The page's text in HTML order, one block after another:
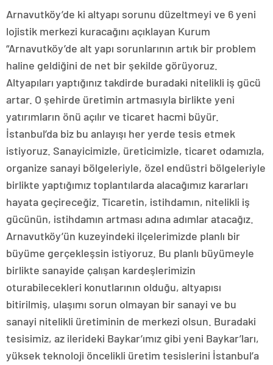
Arnavutköy’de ki altyapı sorunu düzeltmeyi ve 6 yeni
lojistik merkezi kuracağını açıklayan Kurum
“Arnavutköy’de alt yapı sorunlarının artık bir problem
haline geldiğini de net bir şekilde görüyoruz.
Altyapıları yaptığınız takdirde buradaki nitelikli iş gücü
artar. O şehirde üretimin artmasıyla birlikte yeni
yatırımların önü açılır ve ticaret hacmi büyür.
İstanbul’da biz bu anlayışı her yerde tesis etmek
istiyoruz. Sanayicimizle, üreticimizle, ticaret odamızla,
organize sanayi bölgeleriyle, özel endüstri bölgeleriyle
birlikte yaptığımız toplantılarda alacağımız kararları
hayata geçireceğiz. Ticaretin, istihdamın, nitelikli iş
gücünün, istihdamın artması adına adımlar atacağız.
Arnavutköy’ün kuzeyindeki ilçelerimizde planlı bir
büyüme gerçekleşsin istiyoruz. Bu planlı büyümeyle
birlikte sanayide çalışan kardeşlerimizin
oturabilecekleri konutlarının olduğu, altyapısı
bitirilmiş, ulaşımı sorun olmayan bir sanayi ve bu
sanayi nitelikli üretiminin de merkezi olsun. Buradaki
tesisimiz, az ilerideki Baykar’ımız gibi yeni Baykar’ları,
yüksek teknoloji öncelikli üretim tesislerini İstanbul’a